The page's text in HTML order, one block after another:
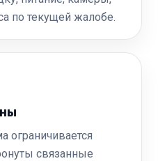
по текущей жалобе.
ограничивается
связанные